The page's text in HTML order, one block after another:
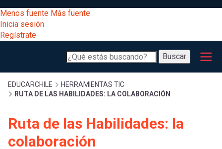
al
contenido
principal
[Educarchile
Escritorio]
Menú
entrar
Menos fuente Más fuente
Inicia sesión
Regístrate
Buscar
Buscar
Menú
principal
Desarrollo
Expand
Gestión
Expand
Comunidad
Expand
Sobrescribir
enlaces
EDUCARCHILE
HERRAMIENTAS TIC
RUTA DE LAS HABILIDADES: LA COLABORACIÓN
Ruta de las Habilidades: la
colaboración